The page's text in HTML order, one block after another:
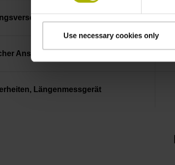
Use necessary cookies only
Anschluss
Längenmessgerät